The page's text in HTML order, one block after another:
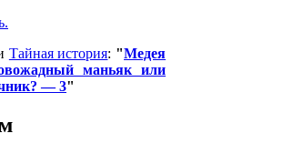
Тайная история: "Медея
маньяк или
— 3"